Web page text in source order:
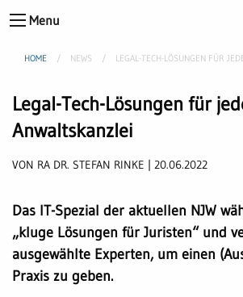
Menu
HOME NEWS LEGAL-TECH-LÖSUNGEN FÜR
Legal-Tech-Lösungen für
Anwaltskanzlei
VON RA DR. STEFAN RINKE | 20.06.2022
Das IT-Spezial der aktuellen NJW
„kluge Lösungen für Juristen“ und
ausgewählte Experten, um einen
Praxis zu geben.